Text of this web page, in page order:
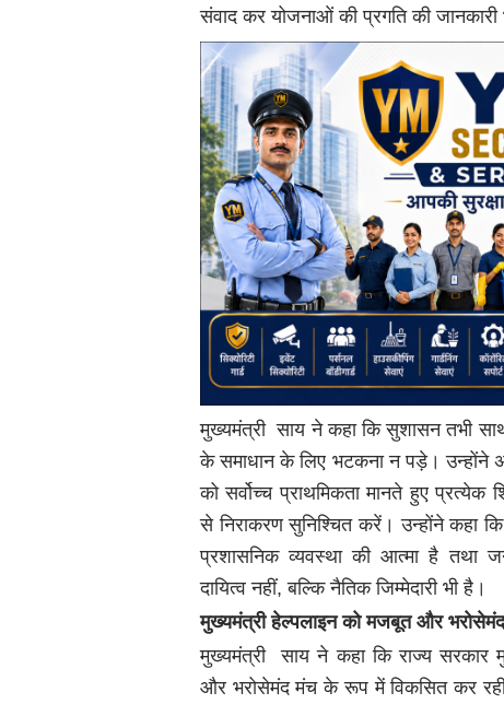
संवाद कर योजनाओं की प्रगति की जानकारी
मुख्यमंत्री साय ने कहा कि सुशासन तभी
के समाधान के लिए भटकना न पड़े। उन्होंने
को सर्वोच्च प्राथमिकता मानते हुए
से निराकरण सुनिश्चित करें। उन्होंने कहा
प्रशासनिक व्यवस्था की आत्मा है तथा
दायित्व नहीं, बल्कि नैतिक जिम्मेदारी भी है।
मुख्यमंत्री हेल्पलाइन को मजबूत और
मुख्यमंत्री साय ने कहा कि राज्य सरकार
और भरोसेमंद मंच के रूप में विकसित कर